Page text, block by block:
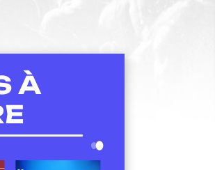
À